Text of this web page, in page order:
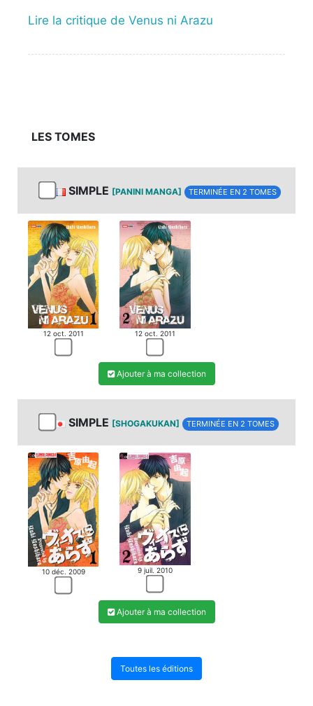
Lire la critique de Venus ni Arazu
LES TOMES
SIMPLE [PANINI MANGA] TERMINÉE EN 2 TOMES
12 oct. 2011 12 oct. 2011
Ajouter à ma collection
SIMPLE [SHOGAKUKAN] TERMINÉE EN 2 TOMES
10 déc. 2009 9 juil. 2010
Ajouter à ma collection
Toutes les éditions